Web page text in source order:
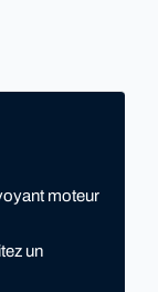
moteur
un